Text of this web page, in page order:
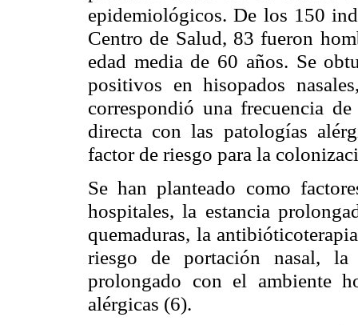
epidemiológicos. De los 150
Centro de Salud, 83 fueron
edad media de 60 años. Se
positivos en hisopados
correspondió una frecuencia
directa con las patologías
factor de riesgo para la
Se han planteado como
hospitales, la estancia
quemaduras, la
riesgo de portación nasal,
prolongado con el ambiente
alérgicas (6).